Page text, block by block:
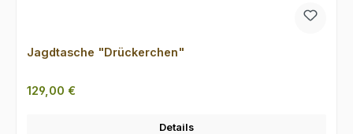
Jagdtasche "Drückerchen"
Regulärer Preis:
129,00 €
Details